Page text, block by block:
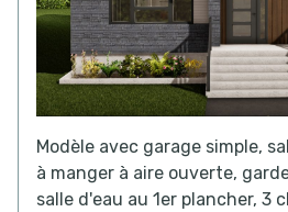
Modèle avec garage simple,
à manger à aire ouverte,
salle d'eau au 1er plancher, 3